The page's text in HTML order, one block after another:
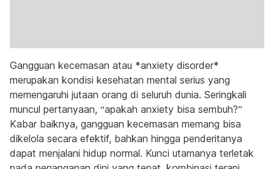
Gangguan kecemasan atau *anxiety disorder*
merupakan kondisi kesehatan mental serius yang
memengaruhi jutaan orang di seluruh dunia. Seringkali
muncul pertanyaan, “apakah anxiety bisa sembuh?”
Kabar baiknya, gangguan kecemasan memang bisa
dikelola secara efektif, bahkan hingga penderitanya
dapat menjalani hidup normal. Kunci utamanya terletak